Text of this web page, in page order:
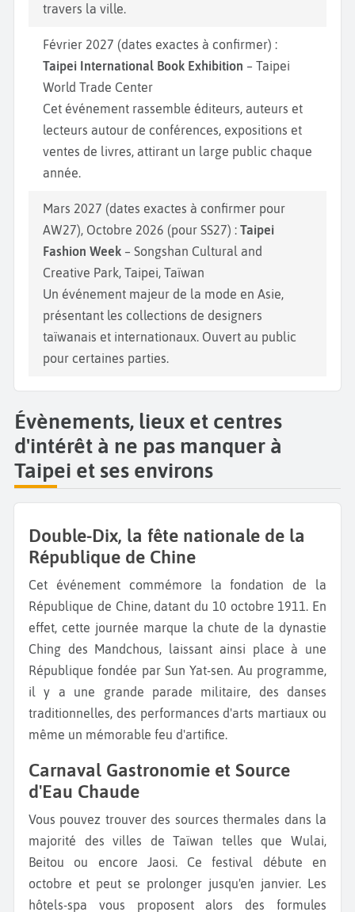
travers la ville.
Février 2027 (dates exactes à confirmer) :
Taipei International Book Exhibition – Taipei
World Trade Center
Cet événement rassemble éditeurs, auteurs et
lecteurs autour de conférences, expositions et
ventes de livres, attirant un large public chaque
année.
Mars 2027 (dates exactes à confirmer pour
AW27), Octobre 2026 (pour SS27) : Taipei
Fashion Week – Songshan Cultural and
Creative Park, Taipei, Taïwan
Un événement majeur de la mode en Asie,
présentant les collections de designers
taïwanais et internationaux. Ouvert au public
pour certaines parties.
Évènements, lieux et centres
d'intérêt à ne pas manquer à
Taipei et ses environs
Double-Dix, la fête nationale de la
République de Chine
Cet événement commémore la fondation de la
République de Chine, datant du 10 octobre 1911. En
effet, cette journée marque la chute de la dynastie
Ching des Mandchous, laissant ainsi place à une
République fondée par Sun Yat-sen. Au programme,
il y a une grande parade militaire, des danses
traditionnelles, des performances d'arts martiaux ou
même un mémorable feu d'artifice.
Carnaval Gastronomie et Source
d'Eau Chaude
Vous pouvez trouver des sources thermales dans la
majorité des villes de Taïwan telles que Wulai,
Beitou ou encore Jaosi. Ce festival débute en
octobre et peut se prolonger jusqu'en janvier. Les
hôtels-spa vous proposent alors des formules